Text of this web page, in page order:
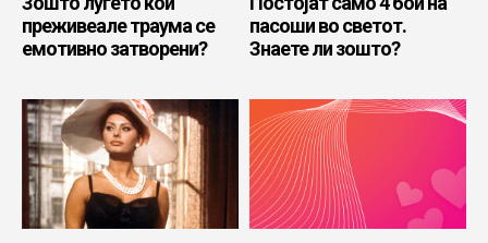
преживеале траума се
емотивно затворени?
пасоши во светот.
Знаете ли зошто?